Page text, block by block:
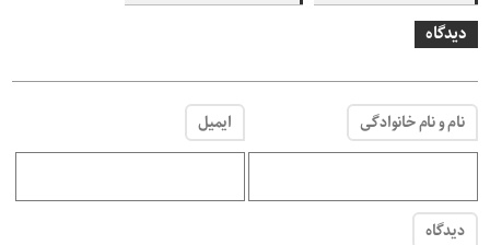
دیدگاه
نام و نام خانوادگی ایمیل
دیدگاه